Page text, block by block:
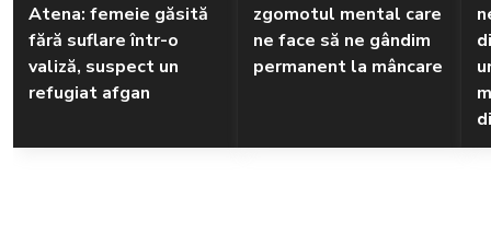
Atena: femeie găsită
fără suflare într-o
valiză, suspect un
refugiat afgan
zgomotul mental care
ne face să ne gândim
permanent la mâncare